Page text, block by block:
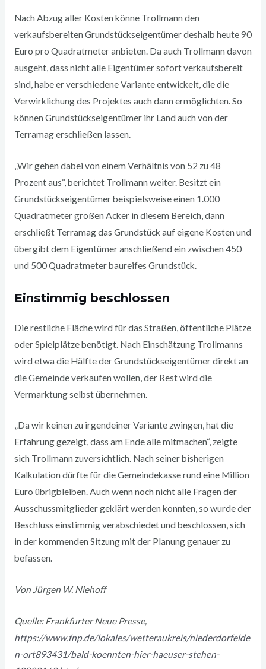
Nach Abzug aller Kosten könne Trollmann den
verkaufsbereiten Grundstückseigentümer deshalb heute 90
Euro pro Quadratmeter anbieten. Da auch Trollmann davon
ausgeht, dass nicht alle Eigentümer sofort verkaufsbereit
sind, habe er verschiedene Variante entwickelt, die die
Verwirklichung des Projektes auch dann ermöglichten. So
können Grundstückseigentümer ihr Land auch von der
Terramag erschließen lassen.
„Wir gehen dabei von einem Verhältnis von 52 zu 48
Prozent aus“, berichtet Trollmann weiter. Besitzt ein
Grundstückseigentümer beispielsweise einen 1.000
Quadratmeter großen Acker in diesem Bereich, dann
erschließt Terramag das Grundstück auf eigene Kosten und
übergibt dem Eigentümer anschließend ein zwischen 450
und 500 Quadratmeter baureifes Grundstück.
Einstimmig beschlossen
Die restliche Fläche wird für das Straßen, öffentliche Plätze
oder Spielplätze benötigt. Nach Einschätzung Trollmanns
wird etwa die Hälfte der Grundstückseigentümer direkt an
die Gemeinde verkaufen wollen, der Rest wird die
Vermarktung selbst übernehmen.
„Da wir keinen zu irgendeiner Variante zwingen, hat die
Erfahrung gezeigt, dass am Ende alle mitmachen“, zeigte
sich Trollmann zuversichtlich. Nach seiner bisherigen
Kalkulation dürfte für die Gemeindekasse rund eine Million
Euro übrigbleiben. Auch wenn noch nicht alle Fragen der
Ausschussmitglieder geklärt werden konnten, so wurde der
Beschluss einstimmig verabschiedet und beschlossen, sich
in der kommenden Sitzung mit der Planung genauer zu
befassen.
Von Jürgen W. Niehoff
Quelle: Frankfurter Neue Presse,
https://www.fnp.de/lokales/wetteraukreis/niederdorfelde
n-ort893431/bald-koennten-hier-haeuser-stehen-